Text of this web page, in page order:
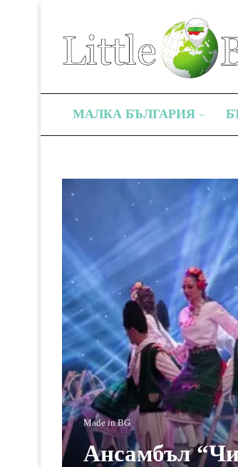
МАЛКА БЪЛГАРИЯ
Made in BG
Ансамбъл